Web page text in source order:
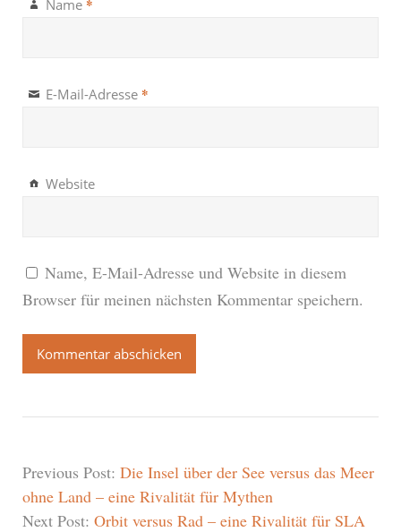
Name *
E-Mail-Adresse *
Website
Name, E-Mail-Adresse und Website in diesem
Browser für meinen nächsten Kommentar speichern.
Previous Post: Die Insel über der See versus das Meer
ohne Land – eine Rivalität für Mythen
Next Post: Orbit versus Rad – eine Rivalität für SLA